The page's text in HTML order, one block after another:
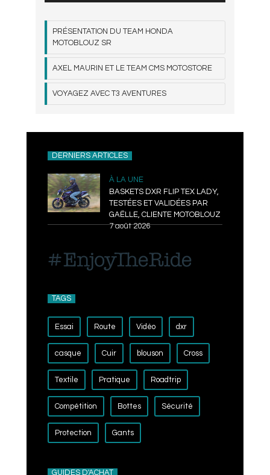
PRÉSENTATION DU TEAM HONDA
MOTOBLOUZ SR
AXEL MAURIN ET LE TEAM CMS MOTOSTORE
VOYAGEZ AVEC T3 AVENTURES
DERNIERS ARTICLES
À LA UNE
BASKETS DXR FLIP TEX LADY,
TESTÉES ET VALIDÉES PAR
GAËLLE, CLIENTE MOTOBLOUZ
7 août 2026
TAGS
Essai Route Vidéo dxr
casque Cuir blouson Cross
Textile Pratique Roadtrip
Compétition Bottes Sécurité
Protection Gants
GUIDES D'ACHAT